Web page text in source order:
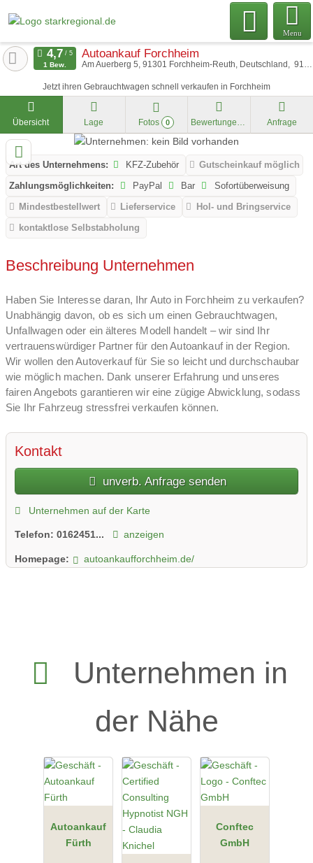
Menu
Autoankauf Forchheim
Am Auerberg 5, 91301 Forchheim-Reuth, Deutschland 91301
Jetzt ihren Gebrauchtwagen schnell verkaufen in Forchheim
1 Bew.
Übersicht Lage Fotos 0 Bewertungen Anfrage
Art des Unternehmens: KFZ-Zubehör
Gutscheinkauf möglich
Zahlungsmöglichkeiten:
PayPal Bar
Sofortüberweisung
Mindestbestellwert
Lieferservice
Hol- und Bringservice
kontaktlose Selbstabholung
Beschreibung Unternehmen
Haben Sie Interesse daran, Ihr Auto in Forchheim zu verkaufen?
Unabhängig davon, ob es sich um einen Gebrauchtwagen,
Unfallwagen oder ein älteres Modell handelt – wir sind Ihr
vertrauenswürdiger Partner für den Autoankauf in der Region.
Wir wollen den Autoverkauf für Sie so leicht und durchschaubar
wie möglich machen. Dank unserer Erfahrung und unseres
fairen Angebots garantieren wir eine zügige Abwicklung, sodass
Sie Ihr Fahrzeug stressfrei verkaufen können.
Kontakt
unverb. Anfrage senden
Unternehmen auf der Karte
Telefon: 0162451... anzeigen
Homepage: autoankaufforchheim.de/
Unternehmen in
der Nähe
Autoankauf
Fürth
Conftec
GmbH